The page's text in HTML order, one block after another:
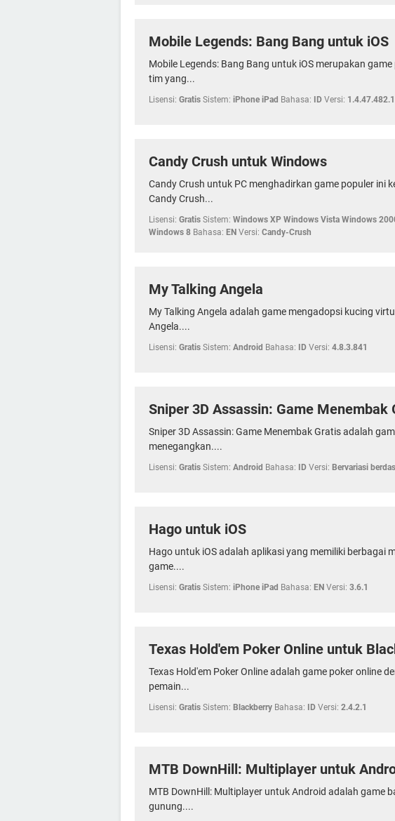
Mobile Legends: Bang Bang untuk iOS
Mobile Legends: Bang Bang untuk iOS merupakan
tim yang...
Lisensi: Gratis Sistem: iPhone iPad Bahasa: ID Versi: 1.4.47.482.1
Candy Crush untuk Windows
Candy Crush untuk PC menghadirkan game populer ini
Candy Crush...
Lisensi: Gratis Sistem: Windows XP Windows Vista Windows
Windows 8 Bahasa: EN Versi: Candy-Crush
My Talking Angela
My Talking Angela adalah game mengadopsi kucing
Angela....
Lisensi: Gratis Sistem: Android Bahasa: ID Versi: 4.8.3.841
Sniper 3D Assassin: Game Menembak
Sniper 3D Assassin: Game Menembak Gratis adalah
menegangkan....
Lisensi: Gratis Sistem: Android Bahasa: ID Versi: Bervariasi
Hago untuk iOS
Hago untuk iOS adalah aplikasi yang memiliki berbagai
game....
Lisensi: Gratis Sistem: iPhone iPad Bahasa: EN Versi: 3.6.1
Texas Hold'em Poker Online untuk
Texas Hold'em Poker Online adalah game poker online
pemain...
Lisensi: Gratis Sistem: Blackberry Bahasa: ID Versi: 2.4.2.1
MTB DownHill: Multiplayer untuk
MTB DownHill: Multiplayer untuk Android adalah game
gunung....